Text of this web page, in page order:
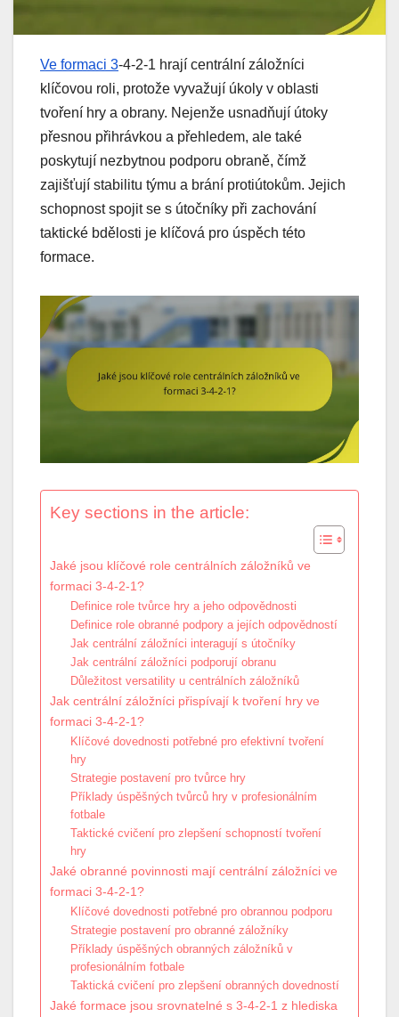
Ve formaci 3-4-2-1 hrají centrální záložníci
klíčovou roli, protože vyvažují úkoly v oblasti
tvoření hry a obrany. Nejenže usnadňují útoky
přesnou přihrávkou a přehledem, ale také
poskytují nezbytnou podporu obraně, čímž
zajišťují stabilitu týmu a brání protiútokům. Jejich
schopnost spojit se s útočníky při zachování
taktické bdělosti je klíčová pro úspěch této
formace.
Key sections in the article:
Jaké jsou klíčové role centrálních záložníků ve
formaci 3-4-2-1?
Definice role tvůrce hry a jeho odpovědnosti
Definice role obranné podpory a jejích odpovědností
Jak centrální záložníci interagují s útočníky
Jak centrální záložníci podporují obranu
Důležitost versatility u centrálních záložníků
Jak centrální záložníci přispívají k tvoření hry ve
formaci 3-4-2-1?
Klíčové dovednosti potřebné pro efektivní tvoření
hry
Strategie postavení pro tvůrce hry
Příklady úspěšných tvůrců hry v profesionálním
fotbale
Taktické cvičení pro zlepšení schopností tvoření
hry
Jaké obranné povinnosti mají centrální záložníci ve
formaci 3-4-2-1?
Klíčové dovednosti potřebné pro obrannou podporu
Strategie postavení pro obranné záložníky
Příklady úspěšných obranných záložníků v
profesionálním fotbale
Taktická cvičení pro zlepšení obranných dovedností
Jaké formace jsou srovnatelné s 3-4-2-1 z hlediska